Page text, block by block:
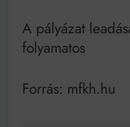
A pályázat
folyamatos
Forrás: mfkh.hu